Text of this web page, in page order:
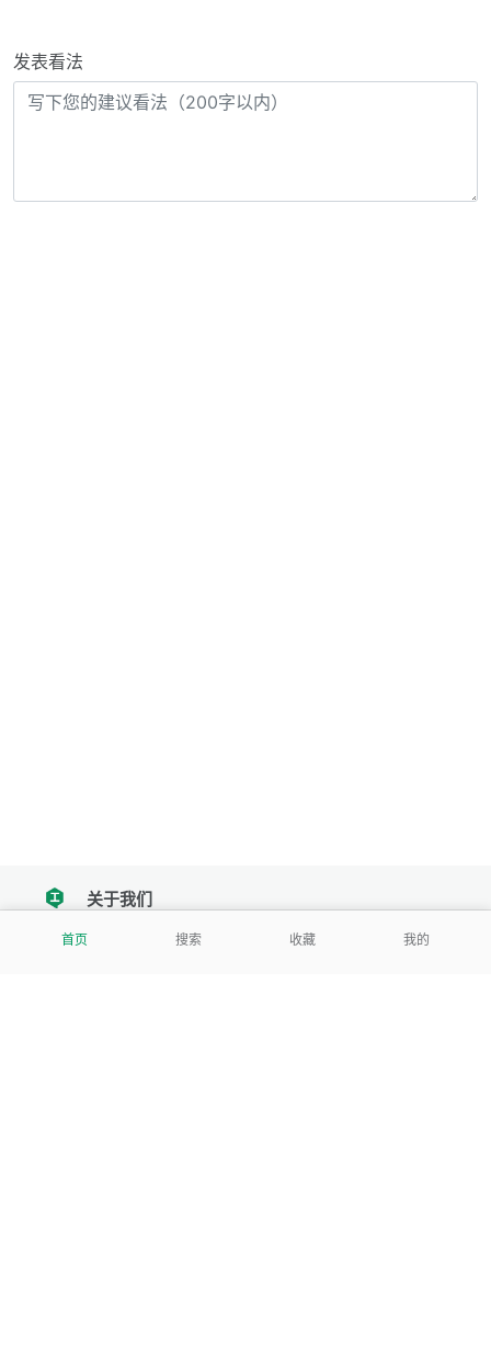
发表看法
首页 搜索 收藏 我的
tencent关于我们
我们努力把每一个工具做成批量处理的产品